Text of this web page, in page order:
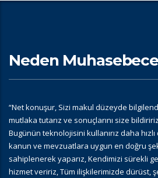
Neden
“Net konuşur, Sizi makul düzeyde
mutlaka tutarız ve sonuçlarını size
Bugünün teknolojisini kullanırız daha
kanun ve mevzuatlara uygun en doğru
sahiplenerek yaparız, Kendimizi sürekli
hizmet veririz, Tüm ilişkilerimizde dürüst,